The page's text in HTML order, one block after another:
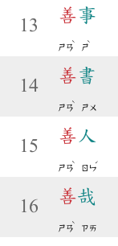
13
善事
ㄕㄢ
ˋ
ㄕ
ˋ
14
善書
ㄕㄢ
ˋ
ㄕㄨ
15
善人
ㄕㄢ
ˋ
ㄖㄣ
ˊ
16
善哉
ㄕㄢ
ˋ
ㄗㄞ